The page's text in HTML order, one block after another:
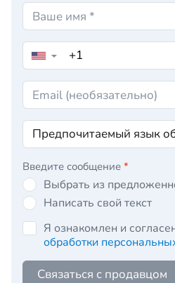
▼
Введите сообщение *
Выбрать из
Написать свой текст
Я ознакомлен и
обработки
Связаться с продавцом